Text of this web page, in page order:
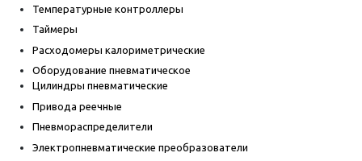
Температурные контроллеры
Таймеры
Расходомеры калориметрические
Оборудование пневматическое
Цилиндры пневматические
Привода реечные
Пневмораспределители
Электропневматические преобразователи